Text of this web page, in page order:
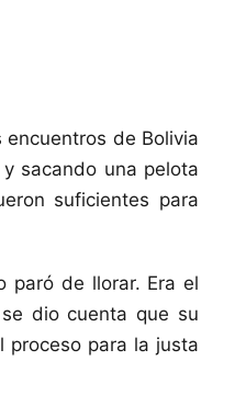
de Bolivia
sacando una pelota
suficientes para
paró de llorar. Era el
dio cuenta que su
proceso para la justa